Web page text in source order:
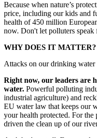
Because when nature’s
price, including our kids and
health of 450 million
now. Don't let polluters
WHY DOES IT MATTER?
Attacks on our drinking water
Right now, our leaders are
water. Powerful polluting
industrial agriculture) and
EU water law that keeps our
your health protected. For the
driven the clean up of our